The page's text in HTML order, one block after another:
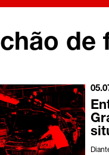
chão de